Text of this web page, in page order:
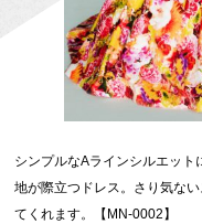
シンプルなAラインシルエッ
地が際立つドレス。さり気な
てくれます。【MN-0002】